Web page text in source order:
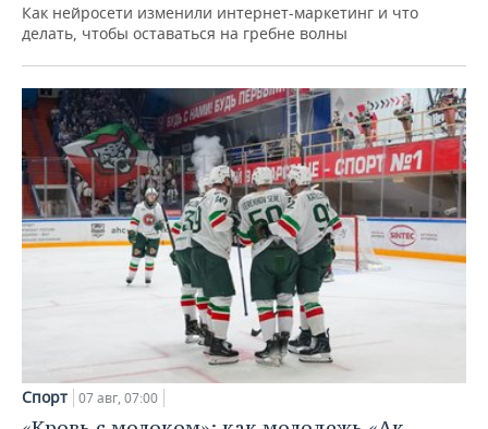
Как нейросети изменили интернет-маркетинг и что
делать, чтобы оставаться на гребне волны
Спорт 07 авг, 07:00